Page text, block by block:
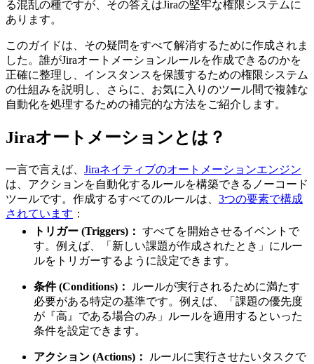
る混乱の種ですが、その答えはJiraの堅牢な権限システムに
あります。
このガイドは、その疑問をすべて解消するために作成されま
した。誰がJiraオートメーションルールを作成できるのかを
正確に整理し、インスタンスを保護するための権限システム
の仕組みを説明し、さらに、お気に入りのツール間で複雑な
自動化を処理するための補完的な方法をご紹介します。
Jiraオートメーションとは？
一言で言えば、 Jiraネイティブのオートメーションエンジン
は、アクションを自動化するルールを構築できるノーコード
ツールです。作成するすべてのルールは、 3つの要素で構成
されています ：
トリガー (Triggers)： すべてを開始させるイベントで
す。例えば、「新しい課題が作成されたとき」にルー
ルをトリガーするように設定できます。
条件 (Conditions)：
ルールが実行されるために満たす
必要がある特定の基準です。例えば、「課題の優先度
が『高』である場合のみ」ルールを適用するといった
条件を設定できます。
アクション (Actions)：
ルールに実行させたいタスクで